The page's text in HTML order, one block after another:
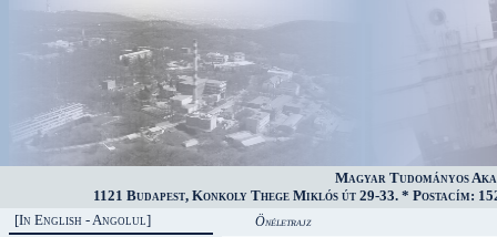
Magyar Tudományos
1121 Budapest, Konkoly Thege Miklós út 29-33. * Postacím:
[In English - Angolul]
Önéletrajz